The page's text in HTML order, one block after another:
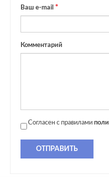
Ваш e-mail
Комментарий
Согласен с правилами
ОТПРАВИТЬ